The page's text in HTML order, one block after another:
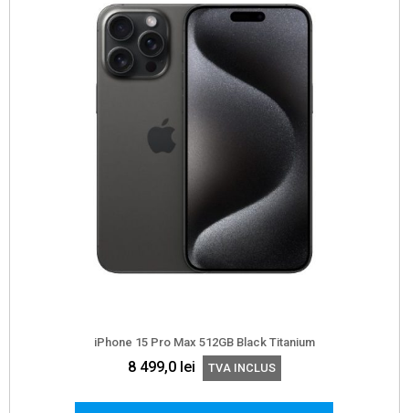
iPhone 15 Pro Max 512GB Black Titanium
8 499,0 lei TVA INCLUS